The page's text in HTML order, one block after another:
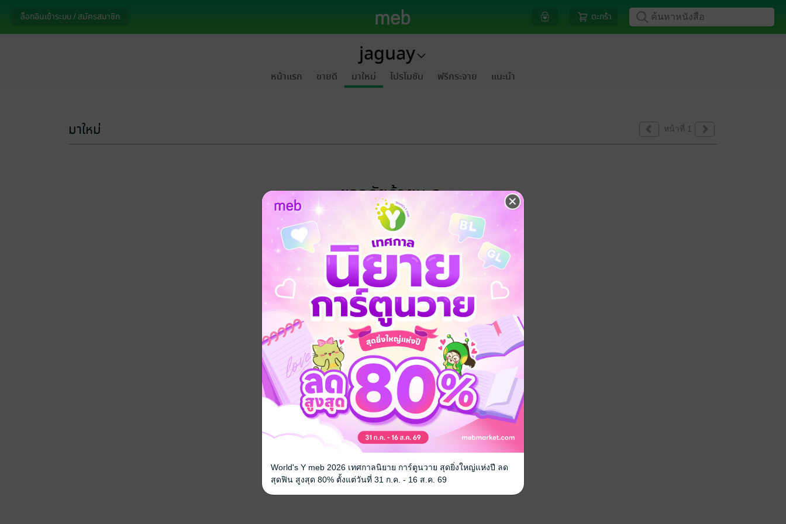
ล็อกอินเข้าระบบ / สมัครสมาชิก ตะกร้า
jaguay
หน้าแรก ขายดี มาใหม่ โปรโมชัน ฟรีกระจาย แนะนำ
มาใหม่ หน้าที่ 1
ขออภัยด้วยนะคะ
ไม่พบข้อมูลในหัวข้อที่คุณกำลังชมค่ะ
World's Y meb 2026 เทศกาลนิยาย การ์ตูนวาย สุดยิ่งใหญ่แห่งปี ลด
สุดฟิน สูงสุด 80% ตั้งแต่วันที่ 31 ก.ค. - 16 ส.ค. 69